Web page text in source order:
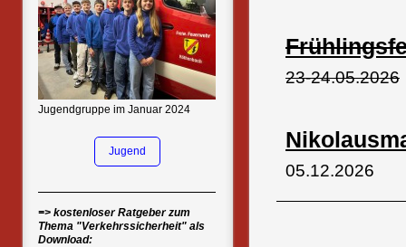
Jugendgruppe im Januar 2024
Jugend
=> kostenloser Ratgeber zum
Thema "Verkehrssicherheit" als
Download:
23-24.05.2026
05.12.2026